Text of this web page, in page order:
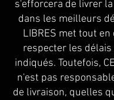
s'efforcera de livrer
dans les meilleurs
LIBRES met tout
respecter les
indiqués. Toutefois,
n'est pas
de livraison, quelles